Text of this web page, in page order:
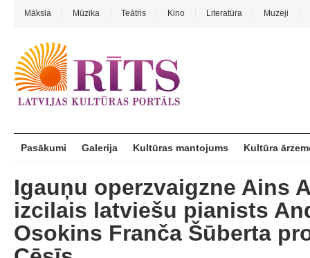
Māksla Mūzika Teātris Kino Literatūra Muzeji
Pasākumi Galerija Kultūras mantojums Kultūra
Igauņu operzvaigzne Ains
izcilais latviešu pianists
Osokins Franča Šūberta